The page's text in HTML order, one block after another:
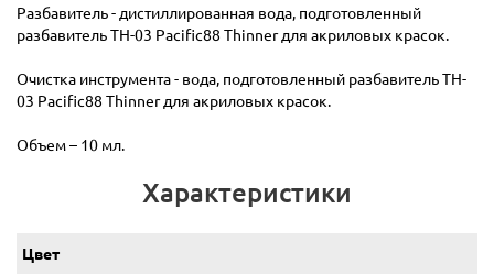
Разбавитель - дистиллированная вода, подготовленный
разбавитель TH-03 Pacific88 Thinner для акриловых красок.
Очистка инструмента - вода, подготовленный разбавитель TH-
03 Pacific88 Thinner для акриловых красок.
Объем – 10 мл.
Характеристики
Цвет